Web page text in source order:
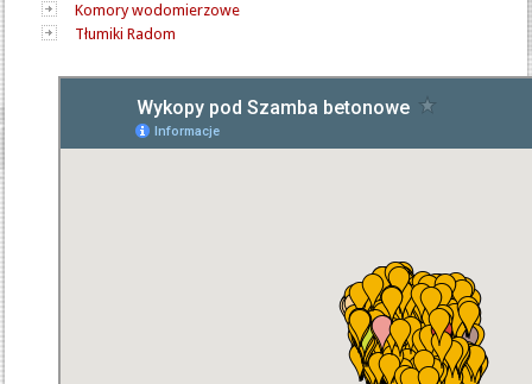
Komory wodomierzowe
Tłumiki Radom